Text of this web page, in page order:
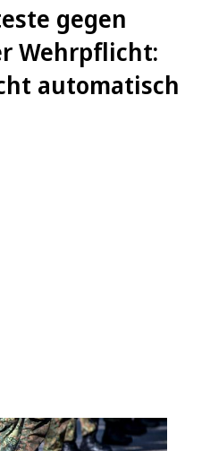
gegen
Wehrpflicht:
automatisch